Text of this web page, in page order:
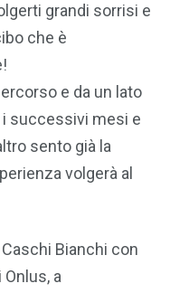
grandi sorrisi e
che è
e da un lato
i successivi mesi e
sento già la
volgerà al
Caschi Bianchi con
a